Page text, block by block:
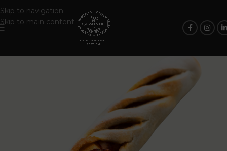
Skip to navigation
Skip to main content